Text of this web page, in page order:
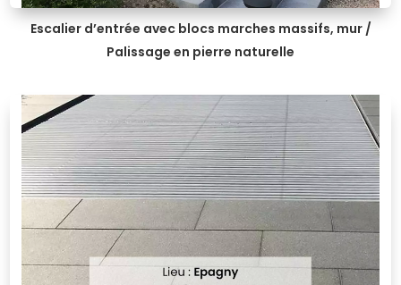
Escalier d’entrée avec blocs marches massifs, mur /
Palissage en pierre naturelle